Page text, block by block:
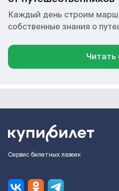
Каждый день строим
собственные знания о
Читать
Сервис билетных лазеек